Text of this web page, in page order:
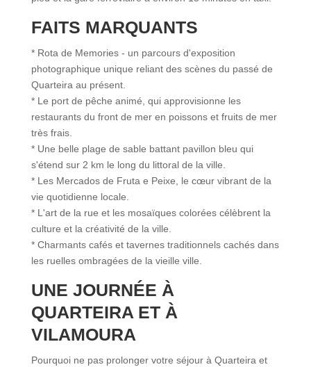
FAITS MARQUANTS
* Rota de Memories - un parcours d'exposition
photographique unique reliant des scènes du passé de
Quarteira au présent.
* Le port de pêche animé, qui approvisionne les
restaurants du front de mer en poissons et fruits de mer
très frais.
* Une belle plage de sable battant pavillon bleu qui
s'étend sur 2 km le long du littoral de la ville.
* Les Mercados de Fruta e Peixe, le cœur vibrant de la
vie quotidienne locale.
* L'art de la rue et les mosaïques colorées célèbrent la
culture et la créativité de la ville.
* Charmants cafés et tavernes traditionnels cachés dans
les ruelles ombragées de la vieille ville.
UNE JOURNÉE À
QUARTEIRA ET À
VILAMOURA
Pourquoi ne pas prolonger votre séjour à Quarteira et